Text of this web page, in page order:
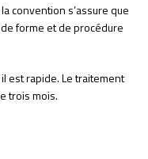
convention s’assure que
forme et de procédure
est rapide. Le traitement
trois mois.